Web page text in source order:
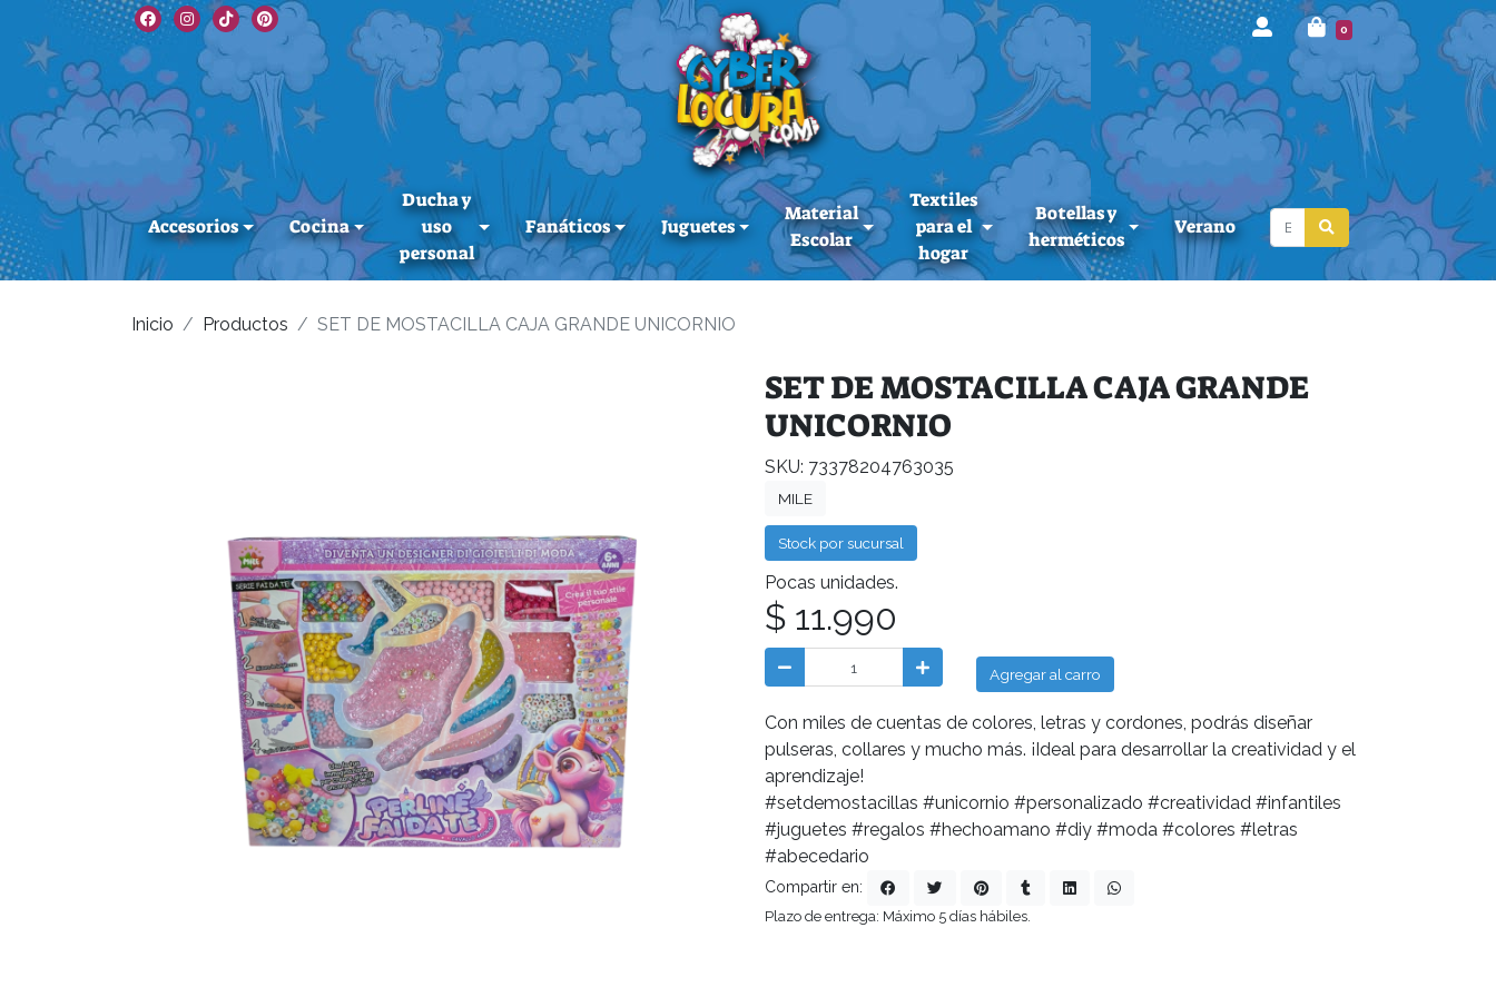
0
Accesorios Cocina
Ducha y
uso
personal
Fanáticos Juguetes
Material
Escolar
Textiles
para el
hogar
Botellas y
herméticos
Verano
Inicio Productos SET DE MOSTACILLA CAJA GRANDE UNICORNIO
SET DE MOSTACILLA CAJA GRANDE
UNICORNIO
SKU: 73378204763035
MILE
Stock por sucursal
Pocas unidades.
$ 11.990
Agregar al carro
Con miles de cuentas de colores, letras y cordones, podrás diseñar
pulseras, collares y mucho más. ¡Ideal para desarrollar la creatividad y el
aprendizaje!
#setdemostacillas #unicornio #personalizado #creatividad #infantiles
#juguetes #regalos #hechoamano #diy #moda #colores #letras
#abecedario
Compartir en:
Plazo de entrega: Máximo 5 días hábiles.